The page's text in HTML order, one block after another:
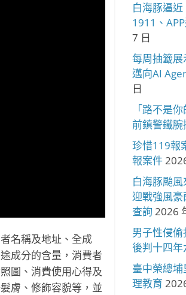
名稱及地址、全成
成分的含量，消費者
圖、消費使用心得及
膚、修飾容貌等，並
白海豚逼
1911、
7 日
每周抽籤
邁向AI
日
「路不是
前鎮警鐵
珍惜119報
報案件
白海豚颱
迎戰強風豪
查詢 2026
男子性侵
後判十四年
臺中榮總
理教育